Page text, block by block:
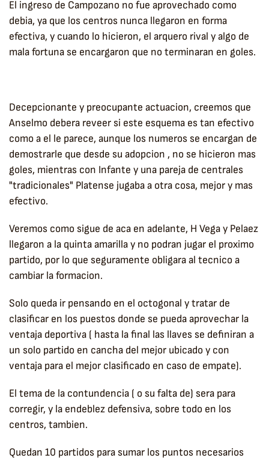
El ingreso de Campozano no fue aprovechado como
debia, ya que los centros nunca llegaron en forma
efectiva, y cuando lo hicieron, el arquero rival y algo de
mala fortuna se encargaron que no terminaran en goles.
Decepcionante y preocupante actuacion, creemos que
Anselmo debera reveer si este esquema es tan efectivo
como a el le parece, aunque los numeros se encargan de
demostrarle que desde su adopcion , no se hicieron mas
goles, mientras con Infante y una pareja de centrales
"tradicionales" Platense jugaba a otra cosa, mejor y mas
efectivo.
Veremos como sigue de aca en adelante, H Vega y Pelaez
llegaron a la quinta amarilla y no podran jugar el proximo
partido, por lo que seguramente obligara al tecnico a
cambiar la formacion.
Solo queda ir pensando en el octogonal y tratar de
clasificar en los puestos donde se pueda aprovechar la
ventaja deportiva ( hasta la final las llaves se definiran a
un solo partido en cancha del mejor ubicado y con
ventaja para el mejor clasificado en caso de empate).
El tema de la contundencia ( o su falta de) sera para
corregir, y la endeblez defensiva, sobre todo en los
centros, tambien.
Quedan 10 partidos para sumar los puntos necesarios